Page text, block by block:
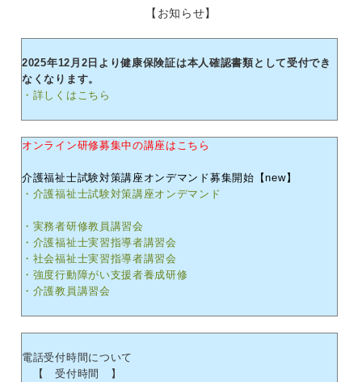
【お知らせ】
2025年12月2日より健康保険証は本人確認書類として受付でき
なくなります。
・詳しくはこちら
オンライン研修募集中の講座はこちら
介護福祉士試験対策講座オンデマンド募集開始【new】
・介護福祉士試験対策講座オンデマンド
・実務者研修教員講習会
・介護福祉士実習指導者講習会
・社会福祉士実習指導者講習会
・強度行動障がい支援者養成研修
・介護教員講習会
電話受付時間について
【 受付時間 】